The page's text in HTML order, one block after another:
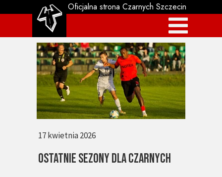
OSTATNIE SEZONY DLA CZARNYCH
17 kwietnia 2026
Oficjalna strona Czarnych Szczecin